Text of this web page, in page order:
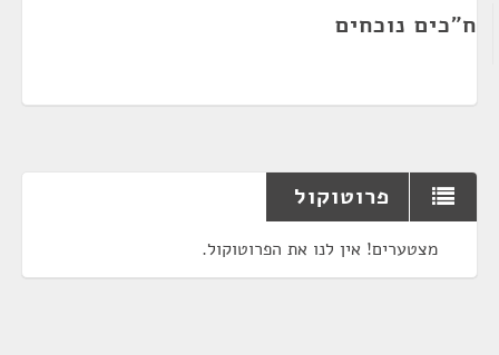
ח"כים נוכחים
פרוטוקול
מצטערים! אין לנו את הפרוטוקול.